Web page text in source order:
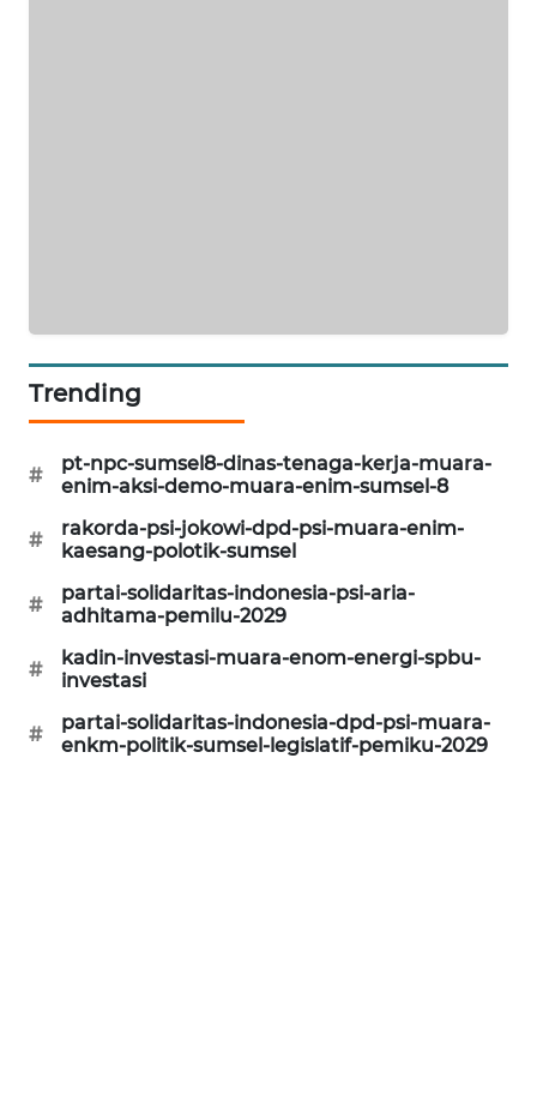
Trending
#
pt-npc-sumsel8-dinas-tenaga-kerja-muara-
enim-aksi-demo-muara-enim-sumsel-8
#
rakorda-psi-jokowi-dpd-psi-muara-enim-
kaesang-polotik-sumsel
#
partai-solidaritas-indonesia-psi-aria-
adhitama-pemilu-2029
#
kadin-investasi-muara-enom-energi-spbu-
investasi
#
partai-solidaritas-indonesia-dpd-psi-muara-
enkm-politik-sumsel-legislatif-pemiku-2029
NEWS
AKHLAK
ID
PERAPKI
NEWS
SONYA
ASA